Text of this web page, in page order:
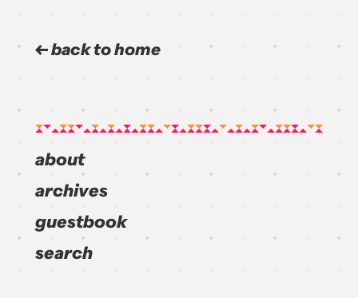
back to home
about
archives
guestbook
search